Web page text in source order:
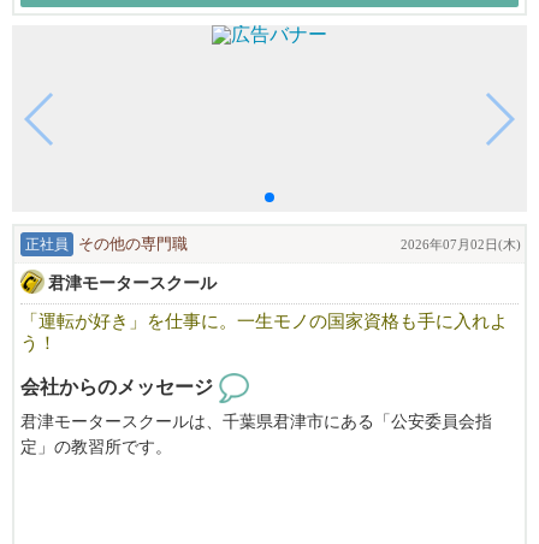
気になることや分からないことなどもお気軽にお問合せくださ
正社員 その他の専門職 2026年07月02日(木)
君津モータースクール
「運転が好き」を仕事に。一生モノの国家資格も手に入れよ
う！
会社からのメッセージ
君津モータースクールは、千葉県君津市にある「公安委員会指
定」の教習所です。